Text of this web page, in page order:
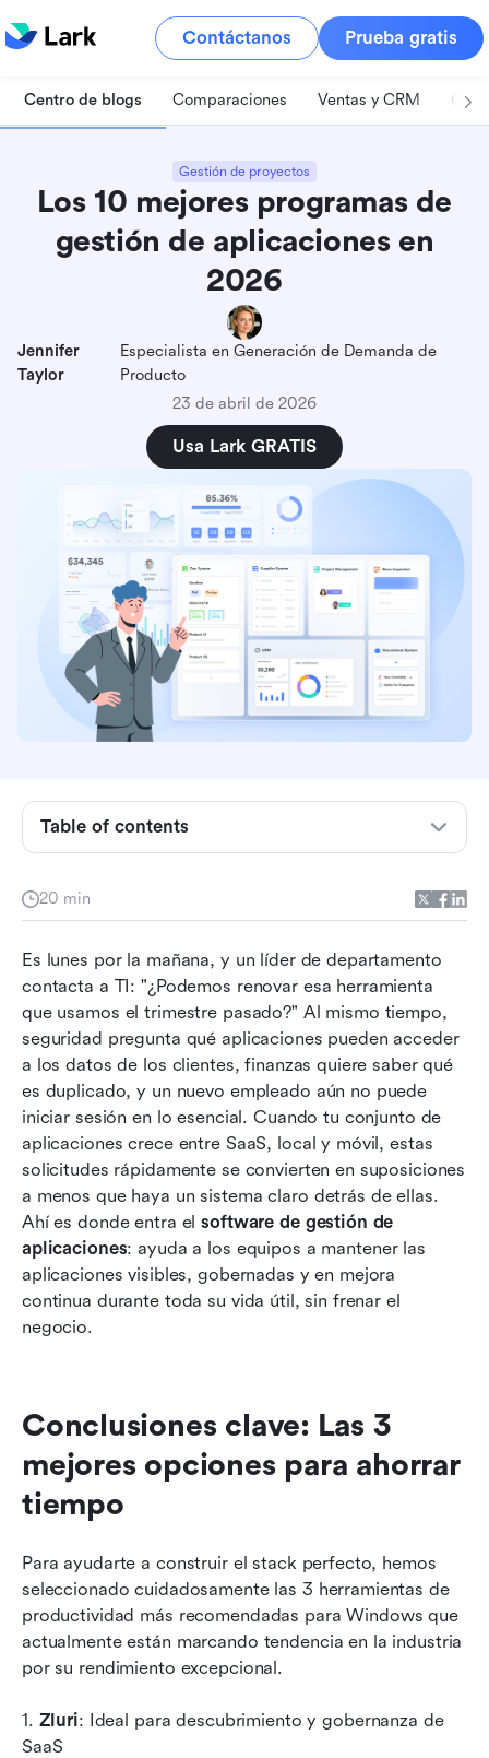
Contáctanos Prueba gratis
Centro de blogs Comparaciones Ventas y CRM
Gestión de proyectos
Los 10 mejores programas de
gestión de aplicaciones en
2026
Jennifer
Taylor
Especialista en Generación de Demanda de
Producto
23 de abril de 2026
Usa Lark GRATIS
20 min
Es lunes por la mañana, y un líder de departamento
contacta a TI: "¿Podemos renovar esa herramienta
que usamos el trimestre pasado?" Al mismo tiempo,
seguridad pregunta qué aplicaciones pueden acceder
a los datos de los clientes, finanzas quiere saber qué
es duplicado, y un nuevo empleado aún no puede
iniciar sesión en lo esencial. Cuando tu conjunto de
aplicaciones crece entre SaaS, local y móvil, estas
solicitudes rápidamente se convierten en suposiciones
a menos que haya un sistema claro detrás de ellas.
Ahí es donde entra el software de gestión de
aplicaciones: ayuda a los equipos a mantener las
aplicaciones visibles, gobernadas y en mejora
continua durante toda su vida útil, sin frenar el
negocio.
Conclusiones clave: Las 3
mejores opciones para ahorrar
tiempo
Para ayudarte a construir el stack perfecto, hemos
seleccionado cuidadosamente las 3 herramientas de
productividad más recomendadas para Windows que
actualmente están marcando tendencia en la industria
por su rendimiento excepcional.
1. Zluri: Ideal para descubrimiento y gobernanza de
SaaS
Table of contents
para ahorrar tiempo
Objetivos de la gestión de aplicaciones
portafolio de aplicaciones
Los 10 principales software de gestión de
portafolio de aplicaciones
Cómo seleccionar el software APM adecuado
para su organización
¿De qué manera el software de gestión de
portafolio de aplicaciones beneficia a su
organización?
Conclusión
Preguntas frecuentes
Lectura relacionada